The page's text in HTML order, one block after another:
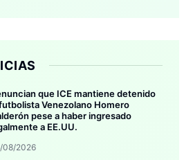
que ICE mantiene detenido
Venezolano Homero
pese a haber ingresado
a EE.UU.
08/2026